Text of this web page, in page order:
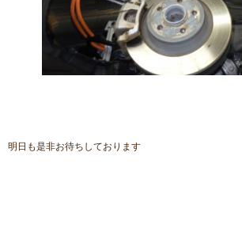
明日も是非お待ちしております